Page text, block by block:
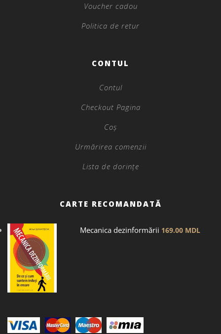
Voucher cadou
Politica de retur
CONTUL
Contul
Checkout Pagina
Coș
Urmărirea comenzii
Lista de dorințe
CARTE RECOMANDATĂ
Mecanica dezinformării 169.00 MDL